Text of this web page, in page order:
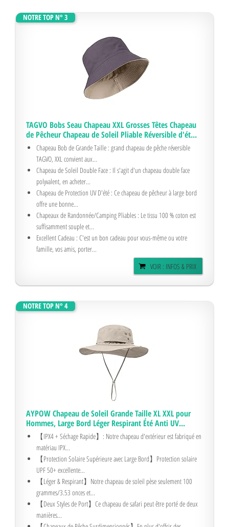
NOTRE TOP N° 3
TAGVO Bobs Seau Chapeau XXL Grosses Têtes Chapeau
de Pêcheur Chapeau de Soleil Pliable Réversible d'ét...
Chapeau Bob de Grande Taille : grand chapeau de pêche réversible
TAGVO, XXL convient aux...
Chapeau de Soleil Double Face : Il s'agit d'un chapeau double face
polyvalent, en acheter...
Chapeau de Protection UV D'été : Ce chapeau de pêcheur à large bord
offre une bonne...
Chapeaux de Randonnée/Camping Pliables : Le tissu 100 % coton est
suffisamment souple et...
Excellent Cadeau : C'est un bon cadeau pour vous-même ou votre
famille, vos amis, porter...
VOIR : INFOS & PRIX
NOTRE TOP N° 4
AYPOW Chapeau de Soleil Grande Taille XL XXL pour
Hommes, Large Bord Léger Respirant Été Anti UV...
【IPX4 + Séchage Rapide】: Notre chapeau d'extérieur est fabriqué en
matériau IPX...
【Protection Solaire Supérieure avec Large Bord】Protection solaire
UPF 50+ excellente...
【Léger & Respirant】Notre chapeau de soleil pèse seulement 100
grammes/3.53 onces et...
【Deux Styles de Port】Ce chapeau de safari peut être porté de deux
manières...